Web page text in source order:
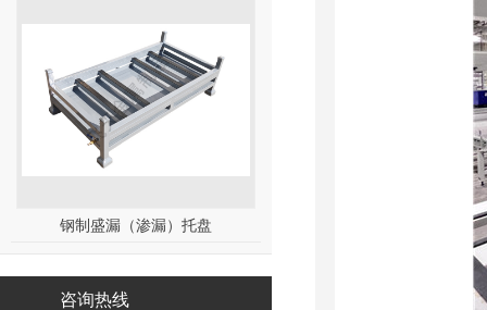
钢制盛漏（渗漏）托盘
咨询热线